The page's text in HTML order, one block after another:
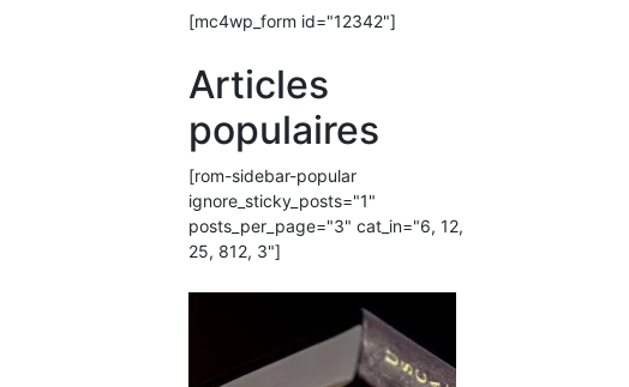
[mc4wp_form id="12342"]
Articles
populaires
[rom-sidebar-popular
ignore_sticky_posts="1"
posts_per_page="3" cat_in="6, 12,
25, 812, 3"]